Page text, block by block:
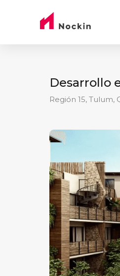
Desarrollo
Región 15, Tulum,